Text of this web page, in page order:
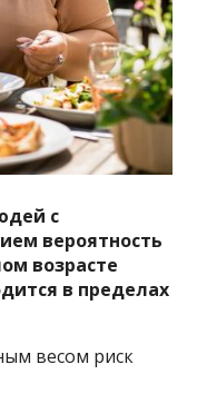
с
вероятность
возрасте
в пределах
весом риск